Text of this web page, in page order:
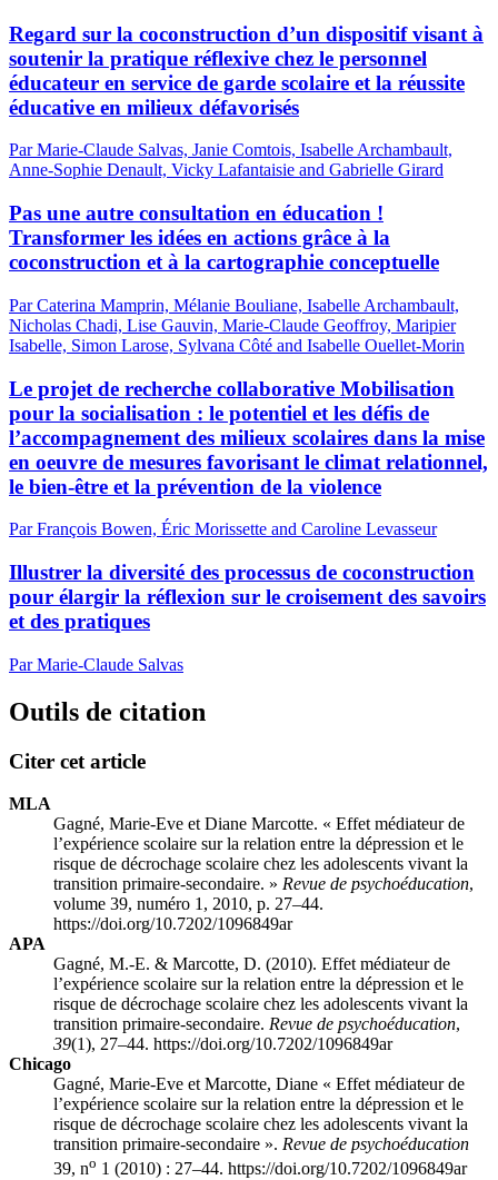
Regard sur la coconstruction d’un dispositif visant à
soutenir la pratique réflexive chez le personnel
éducateur en service de garde scolaire et la réussite
éducative en milieux défavorisés
Par Marie-Claude Salvas, Janie Comtois, Isabelle Archambault,
Anne-Sophie Denault, Vicky Lafantaisie and Gabrielle Girard
Pas une autre consultation en éducation !
Transformer les idées en actions grâce à la
coconstruction et à la cartographie conceptuelle
Par Caterina Mamprin, Mélanie Bouliane, Isabelle Archambault,
Nicholas Chadi, Lise Gauvin, Marie-Claude Geoffroy, Maripier
Isabelle, Simon Larose, Sylvana Côté and Isabelle Ouellet-Morin
Le projet de recherche collaborative Mobilisation
pour la socialisation : le potentiel et les défis de
l’accompagnement des milieux scolaires dans la mise
en oeuvre de mesures favorisant le climat relationnel,
le bien-être et la prévention de la violence
Par François Bowen, Éric Morissette and Caroline Levasseur
Illustrer la diversité des processus de coconstruction
pour élargir la réflexion sur le croisement des savoirs
et des pratiques
Par Marie-Claude Salvas
Outils de citation
Citer cet article
MLA
Gagné, Marie-Eve et Diane Marcotte. « Effet médiateur de
l’expérience scolaire sur la relation entre la dépression et le
risque de décrochage scolaire chez les adolescents vivant la
transition primaire-secondaire. » Revue de psychoéducation,
volume 39, numéro 1, 2010, p. 27–44.
https://doi.org/10.7202/1096849ar
APA
Gagné, M.-E. & Marcotte, D. (2010). Effet médiateur de
l’expérience scolaire sur la relation entre la dépression et le
risque de décrochage scolaire chez les adolescents vivant la
transition primaire-secondaire. Revue de psychoéducation,
39(1), 27–44. https://doi.org/10.7202/1096849ar
Chicago
Gagné, Marie-Eve et Marcotte, Diane « Effet médiateur de
l’expérience scolaire sur la relation entre la dépression et le
risque de décrochage scolaire chez les adolescents vivant la
transition primaire-secondaire ». Revue de psychoéducation
39, no 1 (2010) : 27–44. https://doi.org/10.7202/1096849ar